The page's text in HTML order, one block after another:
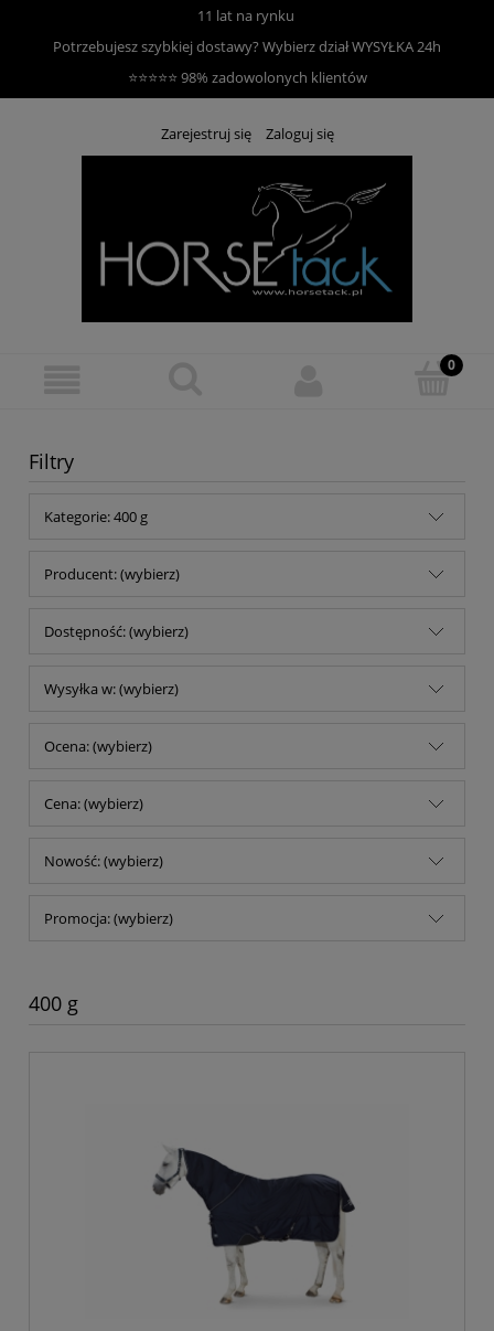
11 lat na rynku
Potrzebujesz szybkiej dostawy? Wybierz działWYSYŁKA 24h
⭐⭐⭐⭐⭐ 98% zadowolonych klientów
Zarejestruj się Zaloguj się
Filtry
Kategorie: 400 g
Producent: (wybierz)
Dostępność: (wybierz)
Wysyłka w: (wybierz)
Ocena: (wybierz)
Cena: (wybierz)
Nowość: (wybierz)
Promocja: (wybierz)
400 g